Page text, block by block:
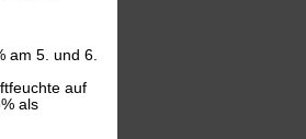
am 5. und 6.
auf
als